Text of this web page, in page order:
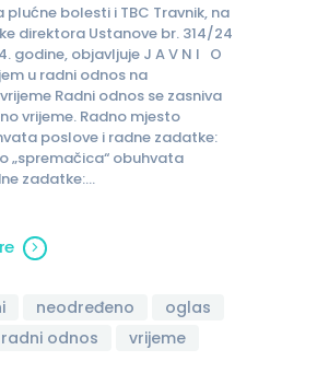
plućne bolesti i TBC Travnik, na
direktora Ustanove br. 314/24
godine, objavljuje J A V N I O
u radni odnos na
Radni odnos se zasniva
vrijeme. Radno mjesto
poslove i radne zadatke:
„spremačica“ obuhvata
zadatke:…
neodređeno
oglas
radni odnos vrijeme